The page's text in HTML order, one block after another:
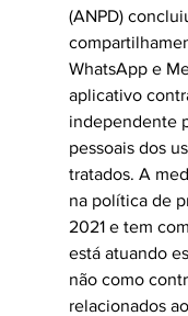
(ANPD)
WhatsApp e
aplicativo
independente
pessoais dos
tratados. A
na política de
2021 e tem
está atuando
não como
relacionados